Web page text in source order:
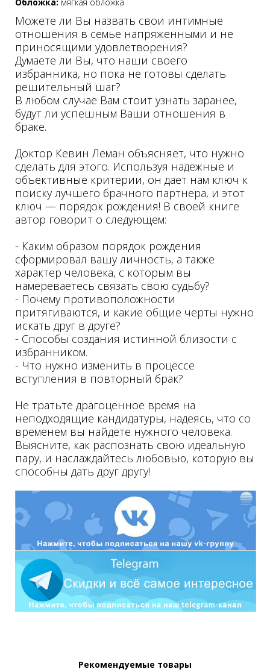
Можете ли Вы назвать свои интимные
отношения в семье напряженными и не
приносящими удовлетворения?
Думаете ли Вы, что наши своего
избранника, но пока не готовы сделать
решительный шаг?
В любом случае Вам стоит узнать заранее,
будут ли успешным Ваши отношения в
браке.
Доктор Кевин Леман объясняет, что нужно
сделать для этого. Используя надежные и
объективные критерии, он дает нам ключ к
поиску лучшего брачного партнера, и этот
ключ — порядок рождения! В своей книге
автор говорит о следующем:
- Каким образом порядок рождения
сформировал вашу личность, а также
характер человека, с которым вы
намереваетесь связать свою судьбу?
- Почему противоположности
притягиваются, и какие общие черты нужно
искать друг в друге?
- Способы создания истинной близости с
избранником.
- Что нужно изменить в процессе
вступления в повторный брак?
Не тратьте драгоценное время на
неподходящие кандидатуры, надеясь, что со
временем вы найдете нужного человека.
Выясните, как распознать свою идеальную
пару, и наслаждайтесь любовью, которую вы
способны дать друг другу!
Рекомендуемые товары